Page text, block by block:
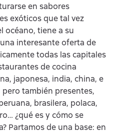
en sabores
exóticos que tal vez
océano, tiene a su
interesante oferta de
todas las capitales
de cocina
japonesa, india, china, e
también presentes,
brasilera, polaca,
¿qué es y cómo se
Partamos de una base: en